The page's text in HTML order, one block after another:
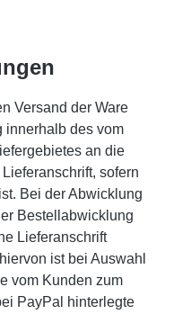
Versand der Ware
innerhalb des vom
an die
sofern
Bei der Abwicklung
Bestellabwicklung
Lieferanschrift
ist bei Auswahl
vom Kunden zum
PayPal hinterlegte